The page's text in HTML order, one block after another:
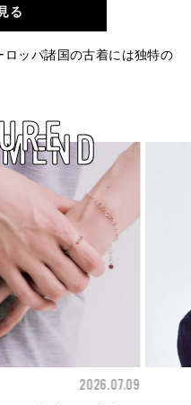
る
ロッパ諸国の古着には独特の
2026.07.09